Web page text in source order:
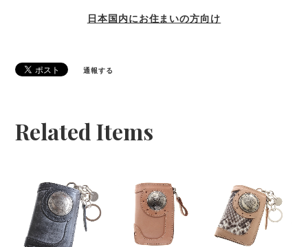
日本国内にお住まいの方向け
通報する
Related Items